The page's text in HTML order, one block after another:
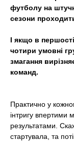
футболу на
сезони
І якщо в
чотири умовні
змагання
команд.
Практично у
інтригу впертими
результатами.
стартувала, та